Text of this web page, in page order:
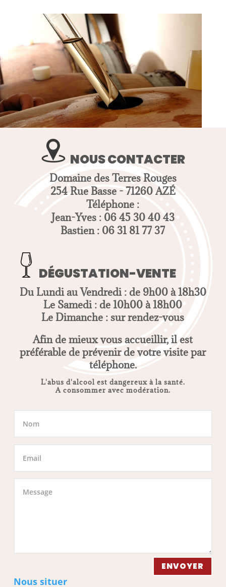
NOUS CONTACTER
Domaine des Terres Rouges
254 Rue Basse - 71260 AZÉ
Téléphone :
Jean-Yves : 06 45 30 40 43
Bastien : 06 31 81 77 37
DÉGUSTATION-VENTE
Du Lundi au Vendredi : de 9h00 à 18h30
Le Samedi : de 10h00 à 18h00
Le Dimanche : sur rendez-vous
Afin de mieux vous accueillir, il est
préférable de prévenir de votre visite par
téléphone.
L'abus d'alcool est dangereux à la santé.
A consommer avec modération.
ENVOYER
Nous situer